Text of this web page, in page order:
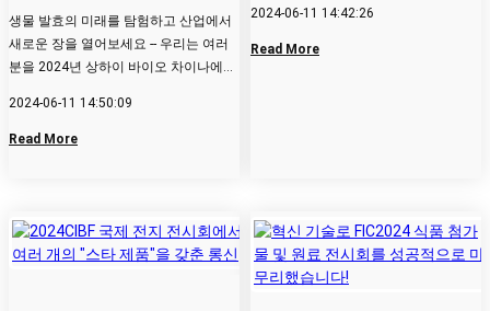
생물 발효의 미래를 탐험하고 산업에서
새로운 장을 열어보세요 -- 우리는 여러
분을 2024년 상하이 바이오 차이나에서
2024-06-11 14:50:09
Read More
2024-06-11 14:42:26
Read More